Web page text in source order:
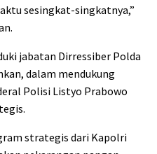
sesingkat-singkatnya,”
jabatan Dirressiber Polda
dalam mendukung
Polisi Listyo Prabowo
strategis dari Kapolri